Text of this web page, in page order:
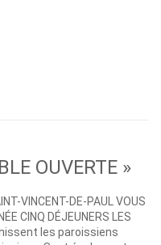
OUVERTE »
VINCENT-DE-PAUL VOUS
CINQ DÉJEUNERS LES
les paroissiens